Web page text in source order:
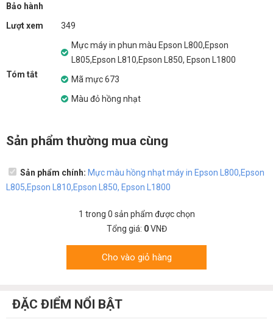
Bảo hành
Lượt xem
349
Tóm tắt
Mực máy in phun màu Epson L800,Epson
L805,Epson L810,Epson L850, Epson L1800
Mã mực 673
Màu đỏ hồng nhạt
Sản phẩm thường mua cùng
Sản phẩm chính: Mực màu hồng nhạt máy in Epson L800,Epson
L805,Epson L810,Epson L850, Epson L1800
1 trong 0 sản phẩm được chọn
Tổng giá: 0VNĐ
Cho vào giỏ hàng
ĐẶC ĐIỂM NỔI BẬT